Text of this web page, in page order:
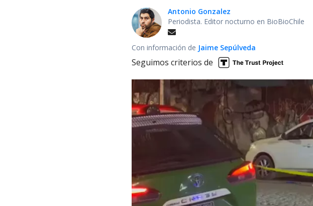
Antonio Gonzalez
Periodista. Editor nocturno en BioBioChile
Con información de Jaime Sepúlveda
Seguimos criterios de